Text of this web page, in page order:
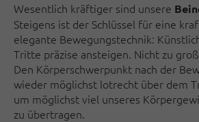
Wesent­lich kräftiger sind unsere
Steigens ist der Schlüssel für eine
elegante Bewegungstechnik:
Tritte präzise an­stei­gen. Nicht zu
Den Kör­per­­schwer­punkt nach der
wieder möglichst lotrecht über dem
um möglichst viel unseres
zu übertragen.